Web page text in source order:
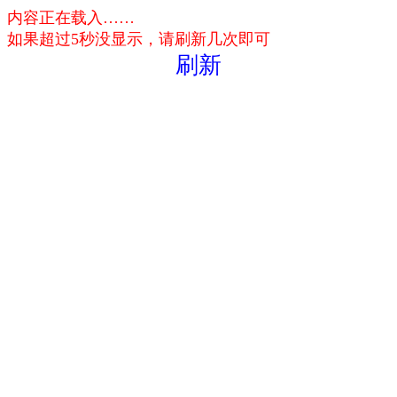
内容正在载入……
如果超过5秒没显示，请刷新几次即可
刷新